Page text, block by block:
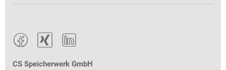
  
CS Speicherwerk GmbH